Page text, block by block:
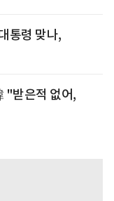
통령 맞나,
"받은적 없어,